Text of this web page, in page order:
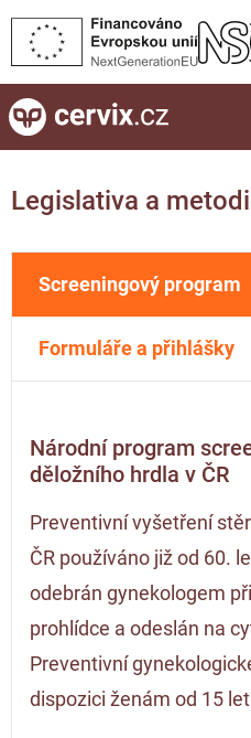
Legislativa a
Screeningový program
Formuláře a přihlášky
Národní program
děložního hrdla v ČR
Preventivní vyšetření
ČR používáno již od 60.
odebrán gynekologem
prohlídce a odeslán na
Preventivní
dispozici ženám od 15